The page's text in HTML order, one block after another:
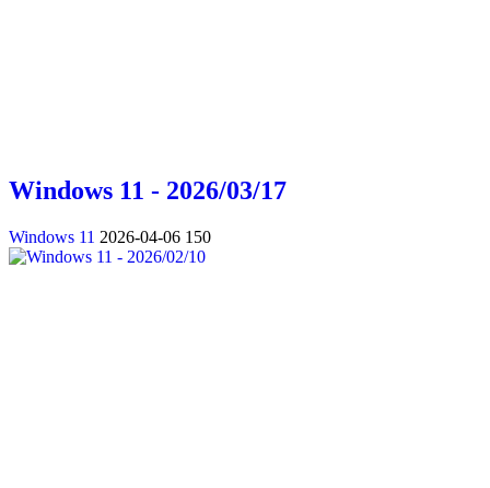
Windows 11 - 2026/03/17
Windows 11 2026-04-06 150